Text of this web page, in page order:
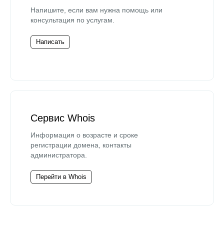
Напишите, если вам нужна помощь или
консультация по услугам.
Написать
Сервис Whois
Информация о возрасте и сроке
регистрации домена, контакты
администратора.
Перейти в Whois